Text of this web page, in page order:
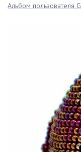
Альбом пользователя